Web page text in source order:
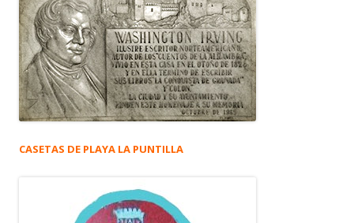
CASETAS DE PLAYA LA PUNTILLA